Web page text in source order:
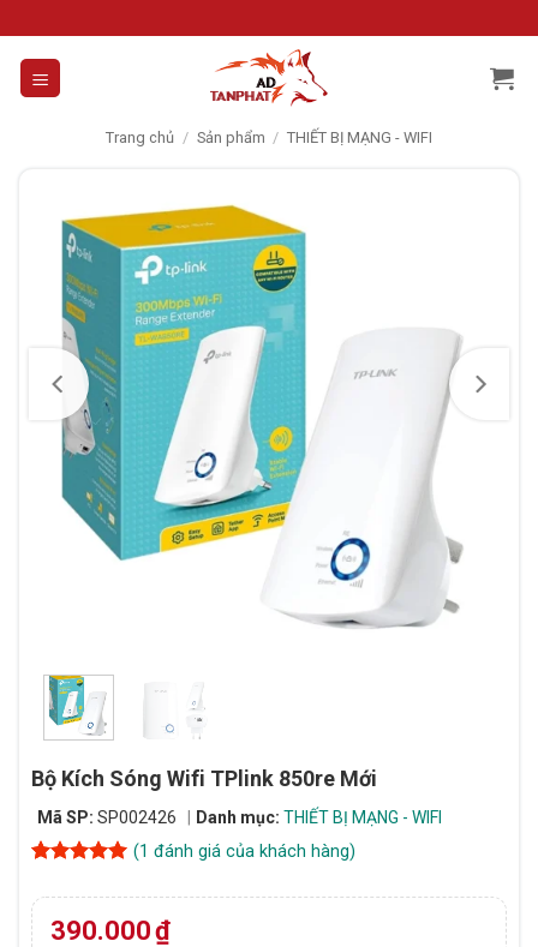
to
content
Trang chủ / Sản phẩm / THIẾT BỊ MẠNG - WIFI
Bộ Kích Sóng Wifi TPlink 850re Mới
Mã SP: SP002426 Danh mục: THIẾT BỊ MẠNG - WIFI
dựa trên
đánh giá
(1 đánh giá của khách hàng)
390.000₫